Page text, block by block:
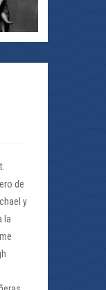
de
y
la